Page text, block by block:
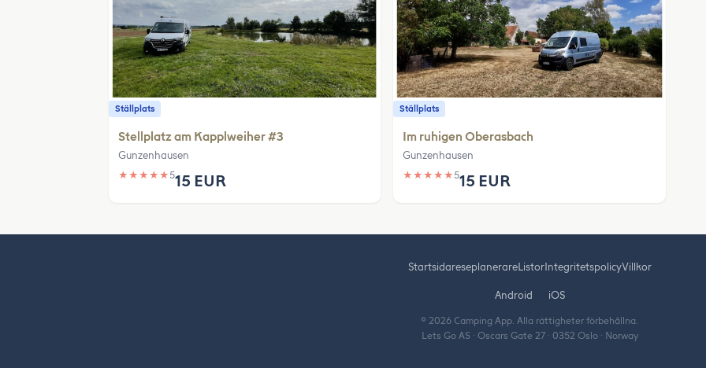
Ställplats
Stellplatz am Kapplweiher #3
Gunzenhausen
★ ★ ★ ★ ★515 EUR
Ställplats
Im ruhigen Oberasbach
Gunzenhausen
★ ★ ★ ★ ★515 EUR
StartsidareseplanerareListorIntegritetspolicyVillkor
Android iOS
© 2026 Camping App. Alla rättigheter förbehållna.
Lets Go AS · Oscars Gate 27 · 0352 Oslo · Norway